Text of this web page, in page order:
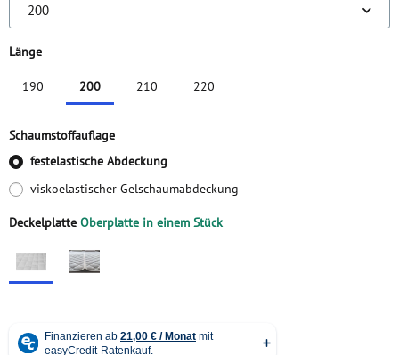
200
Länge
190 200200 210 220
Schaumstoffauflage
festelastische Abdeckung
viskoelastischer Gelschaumabdeckung
Deckelplatte Oberplatte in einem Stück